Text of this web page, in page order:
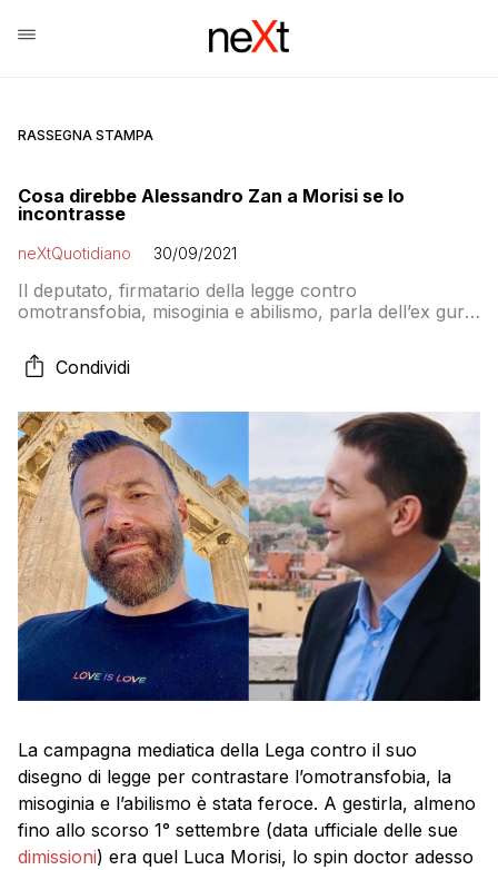
RASSEGNA STAMPA
Cosa direbbe Alessandro Zan a Morisi se lo
incontrasse
neXtQuotidiano 30/09/2021
Il deputato, firmatario della legge contro
omotransfobia, misoginia e abilismo, parla dell’ex guru
contro il sui ddl si basi sull’ipocrisia
Condividi
La campagna mediatica della Lega contro il suo
disegno di legge per contrastare l’omotransfobia, la
misoginia e l’abilismo è stata feroce. A gestirla, almeno
fino allo scorso 1° settembre (data ufficiale delle sue
dimissioni) era quel Luca Morisi, lo spin doctor adesso